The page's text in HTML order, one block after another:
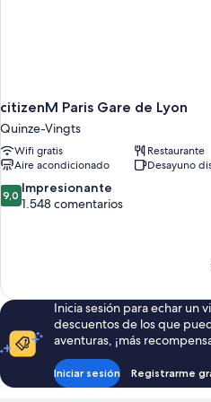
citizenM Paris Gare de Lyon
Quinze-Vingts
Wifi gratis
Restaurante
Aire acondicionado
Desayuno
9.0
sobre
9,0 Impresionante
1.548 comentarios
Inicia sesión para echar un
descuentos de los que
aventuras, ¡más
Iniciar sesión Registrarme